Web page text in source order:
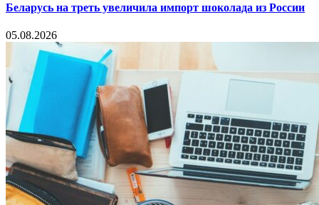
Беларусь на треть увеличила импорт шоколада из России
05.08.2026